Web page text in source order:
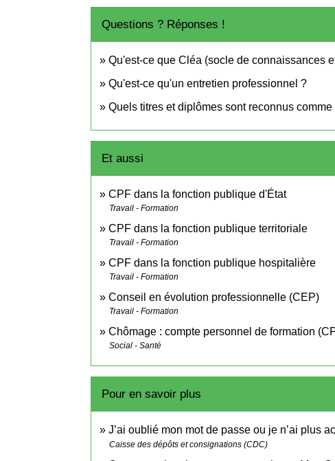
Questions ? Réponses !
Qu'est-ce que Cléa (socle de connaissances
Qu'est-ce qu'un entretien professionnel ?
Quels titres et diplômes sont reconnus
Et aussi
CPF dans la fonction publique d'État
Travail - Formation
CPF dans la fonction publique territoriale
Travail - Formation
CPF dans la fonction publique hospitalière
Travail - Formation
Conseil en évolution professionnelle (CEP)
Travail - Formation
Chômage : compte personnel de formation
Social - Santé
Pour en savoir plus
J’ai oublié mon mot de passe ou je n’ai plus
Caisse des dépôts et consignations (CDC)